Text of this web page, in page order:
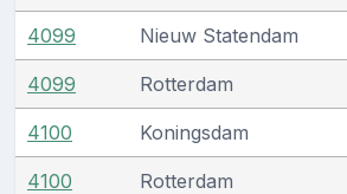
4099 Nieuw Statendam
4099 Rotterdam
4100 Koningsdam
4100 Rotterdam